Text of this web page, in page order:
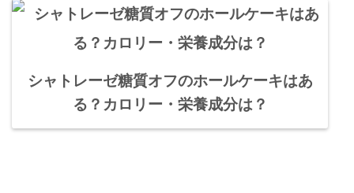
シャトレーゼ糖質オフのホールケーキはあ
る？カロリー・栄養成分は？